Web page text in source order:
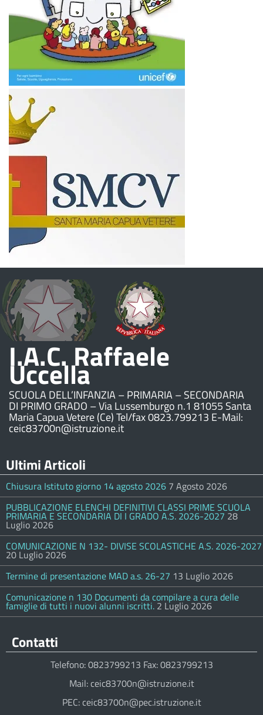
I.A.C. Raffaele
Uccella
SCUOLA DELL’INFANZIA – PRIMARIA – SECONDARIA
DI PRIMO GRADO – Via Lussemburgo n.1 81055 Santa
Maria Capua Vetere (Ce) Tel/fax 0823.799213 E-Mail:
ceic83700n@istruzione.it
Ultimi Articoli
Chiusura Istituto giorno 14 agosto 2026 7 Agosto 2026
PUBBLICAZIONE ELENCHI DEFINITIVI CLASSI PRIME SCUOLA
PRIMARIA E SECONDARIA DI I GRADO A.S. 2026-2027 28
Luglio 2026
COMUNICAZIONE N 132- DIVISE SCOLASTICHE A.S. 2026-2027
20 Luglio 2026
Termine di presentazione MAD a.s. 26-27 13 Luglio 2026
Comunicazione n 130 Documenti da compilare a cura delle
famiglie di tutti i nuovi alunni iscritti. 2 Luglio 2026
Contatti
Telefono: 0823799213 Fax: 0823799213
Mail: ceic83700n@istruzione.it
PEC: ceic83700n@pec.istruzione.it